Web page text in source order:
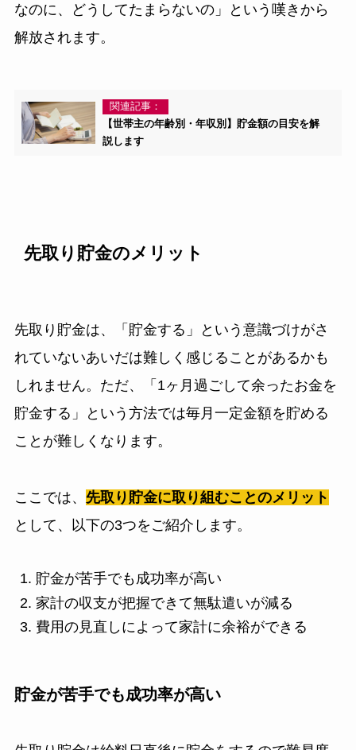
なのに、どうしてたまらないの」という嘆きから
解放されます。
関連記事：
【世帯主の年齢別・年収別】貯金額の目安を解
説します
先取り貯金のメリット
先取り貯金は、「貯金する」という意識づけがさ
れていないあいだは難しく感じることがあるかも
しれません。ただ、「1ヶ月過ごして余ったお金を
貯金する」という方法では毎月一定金額を貯める
ことが難しくなります。
ここでは、 先取り貯金に取り組むことのメリット
として、以下の3つをご紹介します。
貯金が苦手でも成功率が高い
家計の収支が把握できて無駄遣いが減る
費用の見直しによって家計に余裕ができる
貯金が苦手でも成功率が高い